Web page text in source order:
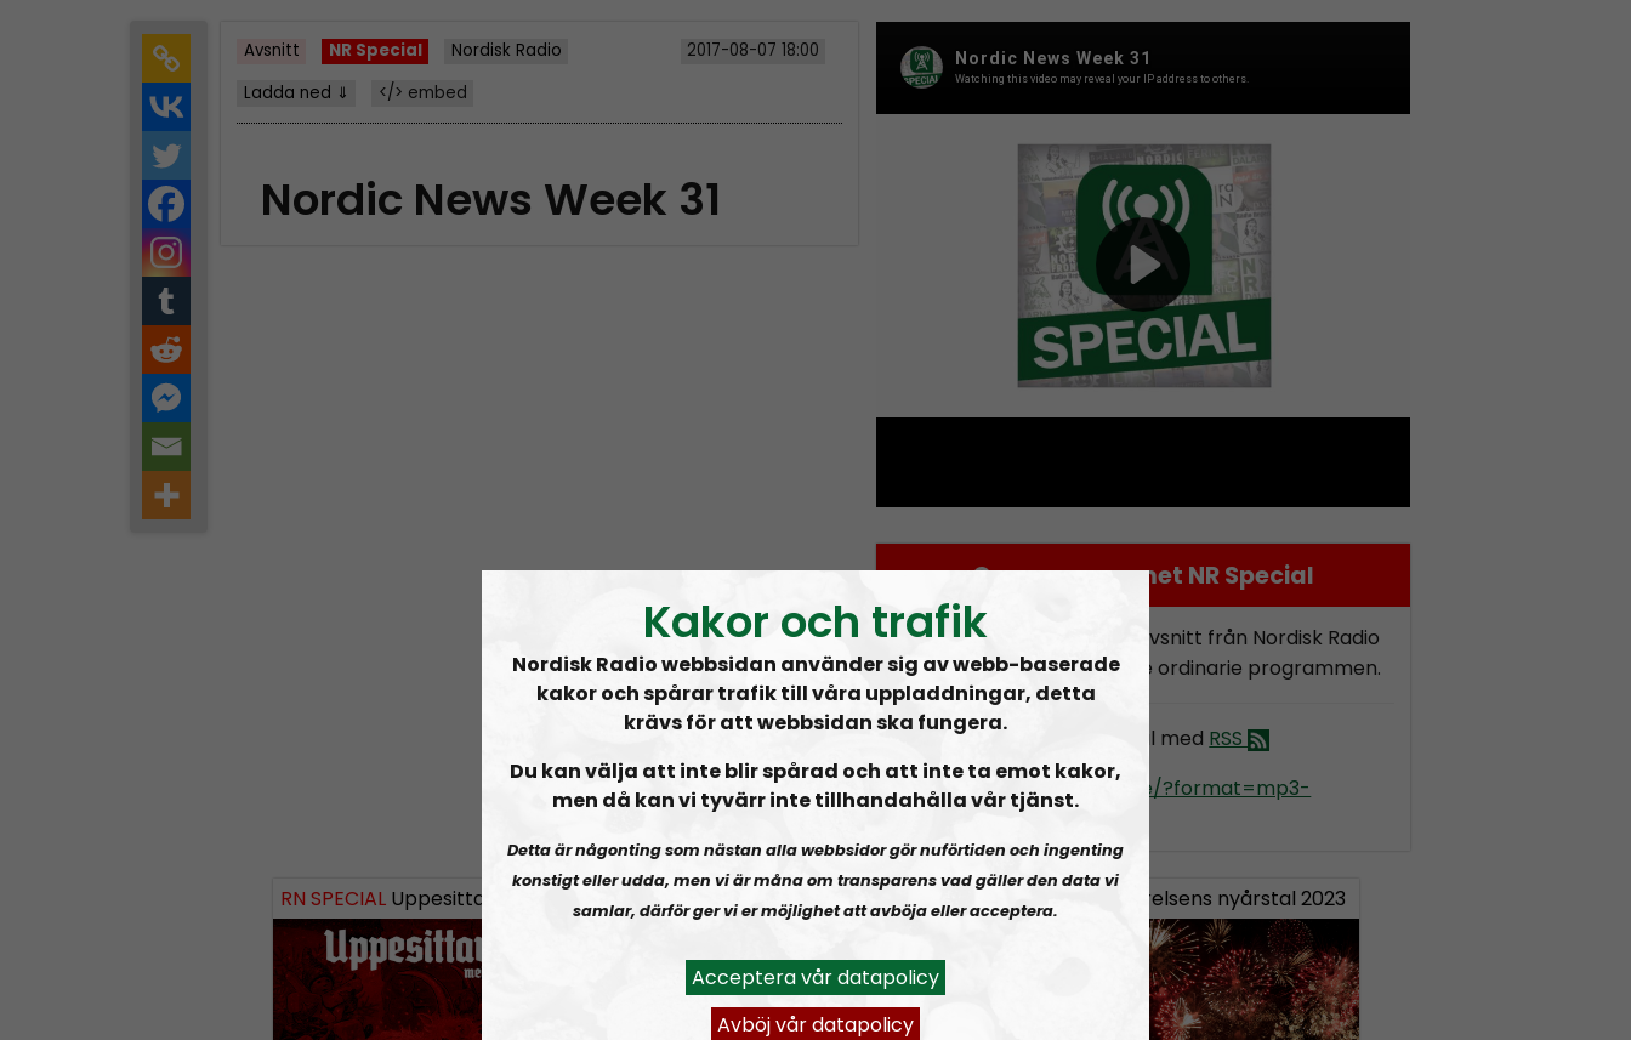
Avsnitt NR Special Nordisk Radio
2017-08-07 18:00
Ladda ned ⇓
</> embed
Nordic News Week 31
Om programmet NR Special
NR Special innefattar alla avsnitt från Nordisk Radio
som inte tillhör något av de ordinarie programmen.
Prenumerera på NR Special med RSS
RSS:https://nordiskradio.se/?format=mp3-
rss&show=nr-special
RN SPECIAL Uppesittarkväll med Andreas och Uffe! OPEN MIC: Retrogaming Motståndsrörelsens nyårstal 2023
Kakor och trafik
Nordisk Radio webbsidan använder sig av webb-baserade
kakor och spårar trafik till våra uppladdningar, detta
krävs för att webbsidan ska fungera.
Du kan välja att inte blir spårad och att inte ta emot kakor,
men då kan vi tyvärr inte tillhandahålla vår tjänst.
Detta är någonting som nästan alla webbsidor gör nuförtiden och ingenting
konstigt eller udda, men vi är måna om transparens vad gäller den data vi
samlar, därför ger vi er möjlighet att avböja eller acceptera.
Acceptera vår datapolicy
Avböj vår datapolicy